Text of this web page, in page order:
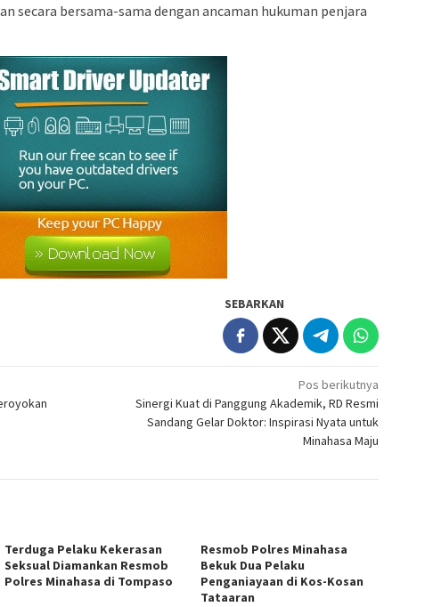
secara bersama-sama dengan ancaman hukuman penjara
SEBARKAN
Pos berikutnya
Sinergi Kuat di Panggung Akademik, RD Resmi
Sandang Gelar Doktor: Inspirasi Nyata untuk
Minahasa Maju
Terduga Pelaku Kekerasan
Seksual Diamankan Resmob
Polres Minahasa di Tompaso
Resmob Polres Minahasa
Bekuk Dua Pelaku
Penganiayaan di Kos-Kosan
Tataaran